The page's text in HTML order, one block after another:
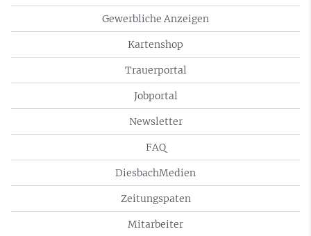
Gewerbliche Anzeigen
Kartenshop
Trauerportal
Jobportal
Newsletter
FAQ
DiesbachMedien
Zeitungspaten
Mitarbeiter